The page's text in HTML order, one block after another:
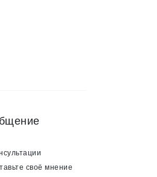
своё мнение